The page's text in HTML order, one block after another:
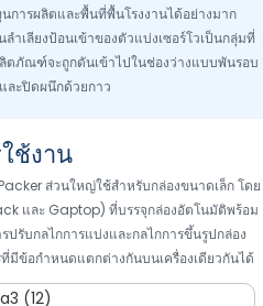
การผลิตและพื้นที่พื้นโรงงานได้อย่างมาก
เลียงป้อนเข้าของตัวแบ่งเซอร์โวเป็นกลุ่มที่
ตภัณฑ์จะถูกดันเข้าไปในช่องว่างแบบพันรอบ
ละปิดผนึกด้วยกาว
ช้งาน
ส่วนใหญ่ใช้สำหรับกล่องขนาดเล็ก โดย
และ Gaptop) ที่บรรจุกล่องอัตโนมัติพร้อม
รับกลไกการแบ่งและกลไกการขึ้นรูปกล่อง
ข้อกำหนดแตกต่างกันบนเครื่องเดียวกันได้